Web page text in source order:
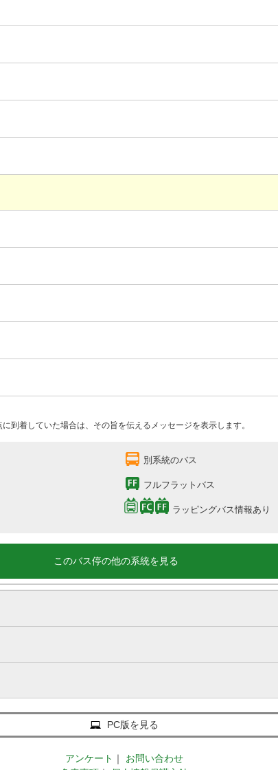
到着していた場合は、その旨を伝えるメッセージを表示します。
別系統のバス
フルフラットバス
ラッピングバス情報あり
このバス停の他の系統を見る
PC版を見る
アンケート ｜
お問い合わせ